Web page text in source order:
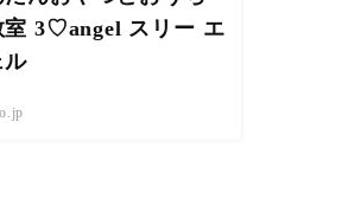
室 3♡angel スリー エ
ル